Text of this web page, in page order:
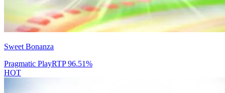
Sweet Bonanza
Pragmatic PlayRTP96.51%
HOT